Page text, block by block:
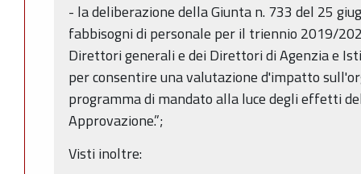
- la deliberazione della Giunta n. 733 del 25
fabbisogni di personale per il triennio 2019/
Direttori generali e dei Direttori di Agenzia e
per consentire una valutazione d'impatto
programma di mandato alla luce degli effetti
Approvazione.”;
Visti inoltre: